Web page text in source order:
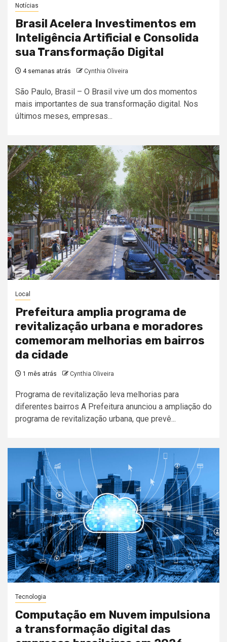
Notícias
Brasil Acelera Investimentos em
Inteligência Artificial e Consolida
sua Transformação Digital
4 semanas atrás Cynthia Oliveira
São Paulo, Brasil – O Brasil vive um dos momentos
mais importantes de sua transformação digital. Nos
últimos meses, empresas...
Local
Prefeitura amplia programa de
revitalização urbana e moradores
comemoram melhorias em bairros
da cidade
1 mês atrás Cynthia Oliveira
Programa de revitalização leva melhorias para
diferentes bairros A Prefeitura anunciou a ampliação do
programa de revitalização urbana, que prevê...
Tecnologia
Computação em Nuvem impulsiona
a transformação digital das